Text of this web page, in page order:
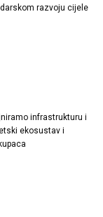
razvoju cijele
infrastrukturu i
ekosustav i